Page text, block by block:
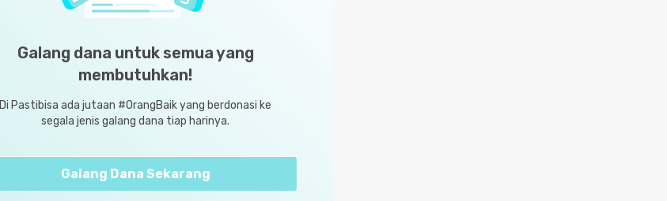
Galang dana untuk semua yang
membutuhkan!
Di Pastibisa ada jutaan #OrangBaik yang berdonasi ke
segala jenis galang dana tiap harinya.
Galang Dana Sekarang